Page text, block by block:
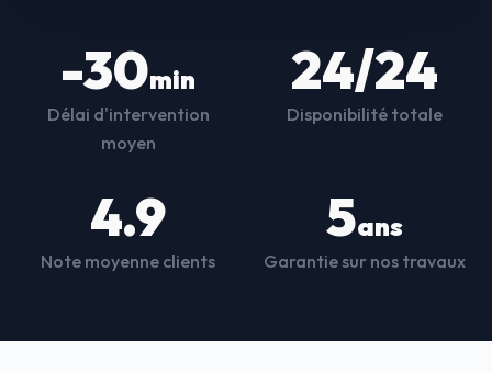
-30min
Délai d'intervention
moyen
24/24
Disponibilité totale
4.9
Note moyenne clients
5ans
Garantie sur nos travaux